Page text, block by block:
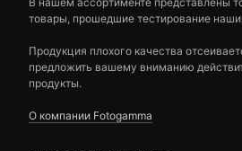
товары, прошедшие тестирование
Продукция плохого качества
предложить вашему вниманию
продукты.
О компании Fotogamma